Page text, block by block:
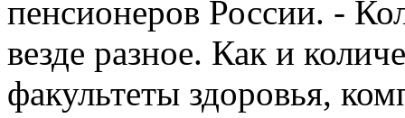
пенсионеров России. -
везде разное. Как и
факультеты здоровья,